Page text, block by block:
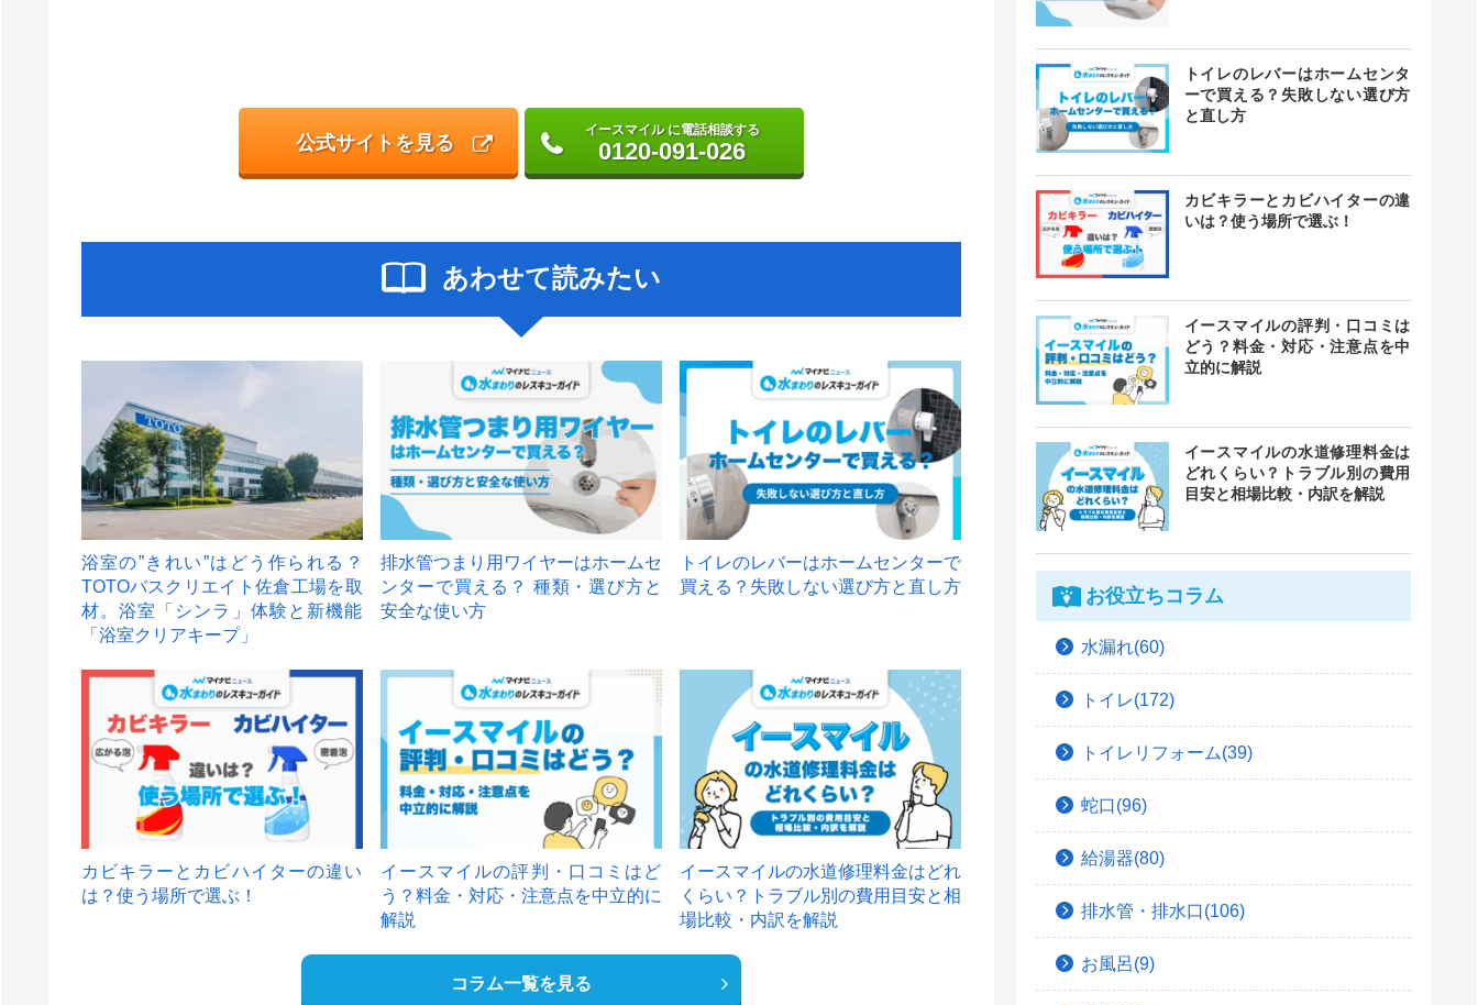
公式サイトを見る
イースマイル に電話相談する
0120-091-026
あわせて読みたい
浴室の”きれい”はどう作られる？
TOTOバスクリエイト佐倉工場を取
材。浴室「シンラ」体験と新機能
「浴室クリアキープ」
排水管つまり用ワイヤーはホームセ
ンターで買える？ 種類・選び方と
安全な使い方
トイレのレバーはホームセンターで
買える？失敗しない選び方と直し方
カビキラーとカビハイターの違い
は？使う場所で選ぶ！
イースマイルの評判・口コミはど
う？料金・対応・注意点を中立的に
解説
イースマイルの水道修理料金はどれ
くらい？トラブル別の費用目安と相
場比較・内訳を解説
コラム一覧を見る
トイレのレバーはホームセンタ
ーで買える？失敗しない選び方
と直し方
カビキラーとカビハイターの違
いは？使う場所で選ぶ！
イースマイルの評判・口コミは
どう？料金・対応・注意点を中
立的に解説
イースマイルの水道修理料金は
どれくらい？トラブル別の費用
目安と相場比較・内訳を解説
お役立ちコラム
水漏れ(60)
トイレ(172)
トイレリフォーム(39)
蛇口(96)
給湯器(80)
排水管・排水口(106)
お風呂(9)